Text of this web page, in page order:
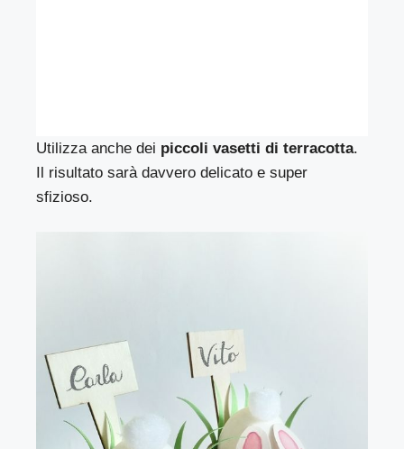
Utilizza anche dei piccoli vasetti di terracotta.
Il risultato sarà davvero delicato e super
sfizioso.